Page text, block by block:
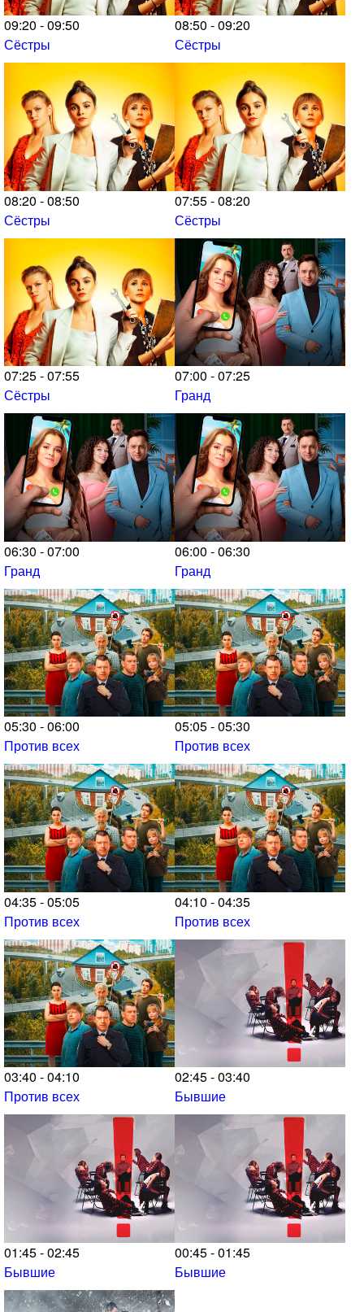
09:20 - 09:50
Сёстры
08:50 - 09:20
Сёстры
08:20 - 08:50
Сёстры
07:55 - 08:20
Сёстры
07:25 - 07:55
Сёстры
07:00 - 07:25
Гранд
06:30 - 07:00
Гранд
06:00 - 06:30
Гранд
05:30 - 06:00
Против всех
05:05 - 05:30
Против всех
04:35 - 05:05
Против всех
04:10 - 04:35
Против всех
03:40 - 04:10
Против всех
02:45 - 03:40
Бывшие
01:45 - 02:45
Бывшие
00:45 - 01:45
Бывшие